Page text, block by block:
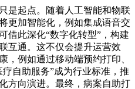
是起点。随着人工智能和物联
更加智能化，例如集成语音交
借此深化“数字化转型”，构建
互通。这不仅会提升运营效
，例如通过移动端预约打印、
自助服务”成为行业标准，推
方向演进。最终，病案自助打